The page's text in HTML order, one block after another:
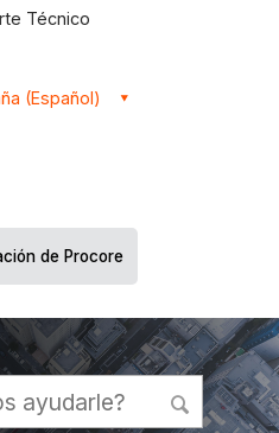
Técnico
(Español)
de Procore